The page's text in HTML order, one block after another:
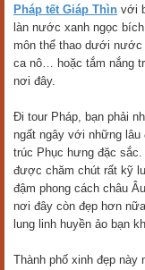
Pháp tết Giáp Thìn với
làn nước xanh ngọc
môn thể thao dưới nước
ca nô… hoặc tắm nắng
nơi đây.
Đi tour Pháp, bạn phải
ngất ngây với những
trúc Phục hưng đặc
được chăm chút rất kỹ
đậm phong cách châu
nơi đây còn đẹp hơn
lung linh huyền ảo bạn
Thành phố xinh đẹp